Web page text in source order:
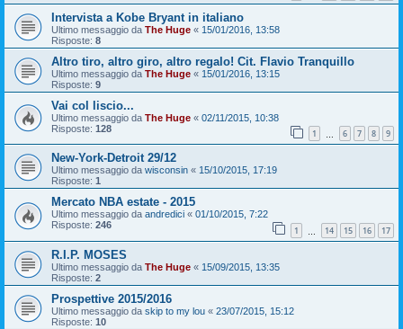
Intervista a Kobe Bryant in italiano
Ultimo messaggio da The Huge « 15/01/2016, 13:58
Risposte: 8
Altro tiro, altro giro, altro regalo! Cit. Flavio Tranquillo
Ultimo messaggio da The Huge « 15/01/2016, 13:15
Risposte: 9
Vai col liscio...
Ultimo messaggio da The Huge « 02/11/2015, 10:38
Risposte: 128 1 6 7 8 9
New-York-Detroit 29/12
Ultimo messaggio da wisconsin « 15/10/2015, 17:19
Risposte: 1
Mercato NBA estate - 2015
Ultimo messaggio da andredici « 01/10/2015, 7:22
Risposte: 246 1 14 15 16 17
R.I.P. MOSES
Ultimo messaggio da The Huge « 15/09/2015, 13:35
Risposte: 2
Prospettive 2015/2016
Ultimo messaggio da skip to my lou « 23/07/2015, 15:12
Risposte: 10